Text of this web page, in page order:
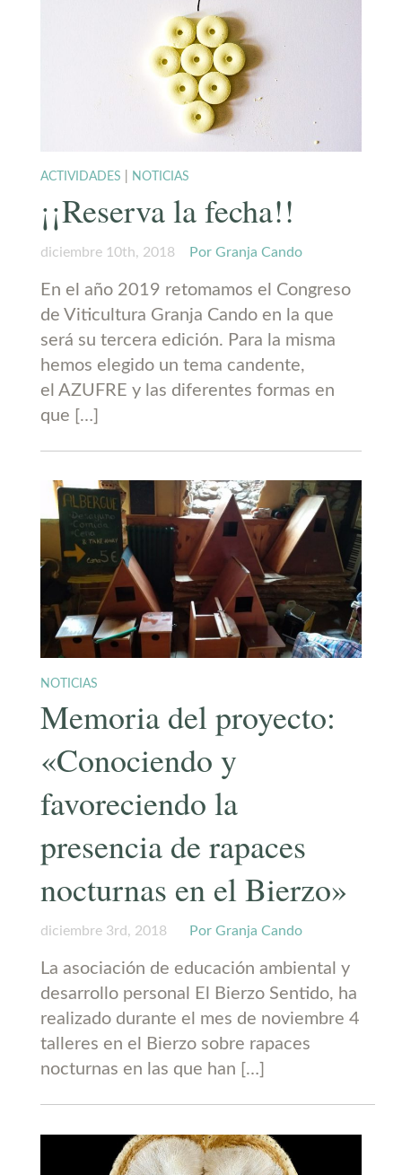
ACTIVIDADES NOTICIAS
¡¡Reserva la fecha!!
diciembre 10th, 2018 Por Granja Cando
En el año 2019 retomamos el Congreso
de Viticultura Granja Cando en la que
será su tercera edición. Para la misma
hemos elegido un tema candente,
el AZUFRE y las diferentes formas en
que […]
NOTICIAS
Memoria del proyecto:
«Conociendo y
favoreciendo la
presencia de rapaces
nocturnas en el Bierzo»
diciembre 3rd, 2018 Por Granja Cando
La asociación de educación ambiental y
desarrollo personal El Bierzo Sentido, ha
realizado durante el mes de noviembre 4
talleres en el Bierzo sobre rapaces
nocturnas en las que han […]